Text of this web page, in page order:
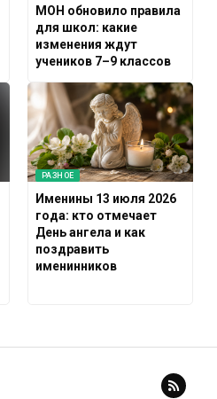
МОН обновило правила
для школ: какие
изменения ждут
учеников 7–9 классов
РАЗНОЕ
Именины 13 июля 2026
года: кто отмечает
День ангела и как
поздравить
именинников